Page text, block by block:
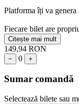
Platforma îți va
Fiecare bilet are
Citește mai mult
149,94 RON
− 0 +
Sumar comandă
Selectează bilete sau